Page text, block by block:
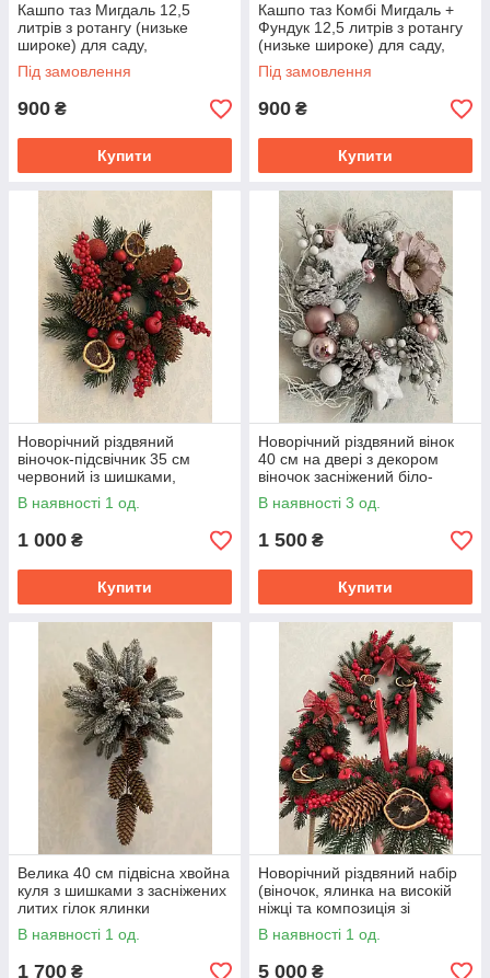
Кашпо таз Мигдаль 12,5
литрів з ротангу (низьке
широке) для саду,
цибулинних квітів, декору.
Під замовлення
900 ₴
Купити
Кашпо таз Комбі Мигдаль +
Фундук 12,5 литрів з ротангу
(низьке широке) для саду,
цибулинних квітів, декору.
Під замовлення
900 ₴
Купити
Новорічний різдвяний
віночок-підсвічник 35 см
червоний із шишками,
ягодами, яблуками,
апельсинами
В наявності 1 од.
1 000 ₴
Купити
Новорічний різдвяний вінок
40 см на двері з декором
віночок засніжений біло-
рожевий з квіткою, шишками
В наявності 3 од.
1 500 ₴
Купити
Велика 40 см підвісна хвойна
куля з шишками з засніжених
литих гілок ялинки
В наявності 1 од.
1 700 ₴
Новорічний різдвяний набір
(віночок, ялинка на високій
ніжці та композиція зі
свічками) литі гілки
В наявності 1 од.
5 000 ₴